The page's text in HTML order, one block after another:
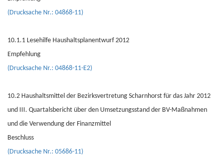
(Drucksache Nr.: 04868-11)
10.1.1 Lesehilfe Haushaltsplanentwurf 2012
Empfehlung
(Drucksache Nr.: 04868-11-E2)
10.2 Haushaltsmittel der Bezirksvertretung Scharnhorst für das Jahr 2012
und III. Quartalsbericht über den Umsetzungsstand der BV-Maßnahmen
und die Verwendung der Finanzmittel
Beschluss
(Drucksache Nr.: 05686-11)